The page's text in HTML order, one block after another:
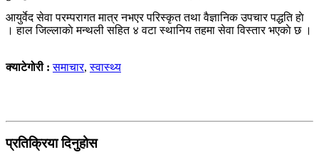
आयुर्वेद सेवा परम्परागत मात्र नभएर परिस्कृत तथा वैज्ञानिक उपचार पद्धति हाे
। हाल जिल्लाकाे मन्थली सहित ४ वटा स्थानिय तहमा सेवा विस्तार भएकाे छ ।
क्याटेगोरी :समाचार,स्वास्थ्य
प्रतिक्रिया दिनुहोस